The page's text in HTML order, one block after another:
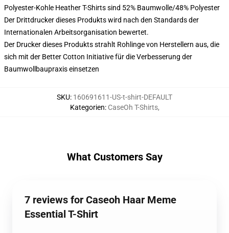
Polyester-Kohle Heather T-Shirts sind 52% Baumwolle/48% Polyester
Der Drittdrucker dieses Produkts wird nach den Standards der
Internationalen Arbeitsorganisation bewertet.
Der Drucker dieses Produkts strahlt Rohlinge von Herstellern aus, die
sich mit der Better Cotton Initiative für die Verbesserung der
Baumwollbaupraxis einsetzen
SKU: 160691611-US-t-shirt-DEFAULT
Kategorien: CaseOh T-Shirts,
What Customers Say
7 reviews for Caseoh Haar Meme
Essential T-Shirt